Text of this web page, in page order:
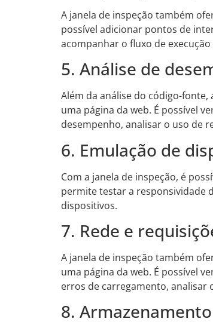
A janela de inspeção também
possível adicionar pontos de
acompanhar o fluxo de
5. Análise de
Além da análise do código-
uma página da web. É possível
desempenho, analisar o uso de
6. Emulação de
Com a janela de inspeção, é
permite testar a responsividade
dispositivos.
7. Rede e
A janela de inspeção também
uma página da web. É possível
erros de carregamento, analisar
8.